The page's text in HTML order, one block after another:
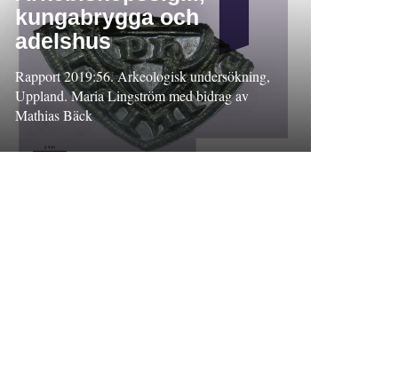
kungabrygga och
adelshus
Rapport 2019:56. Arkeologisk undersökning,
Uppland. Maria Lingström med bidrag av
Mathias Bäck